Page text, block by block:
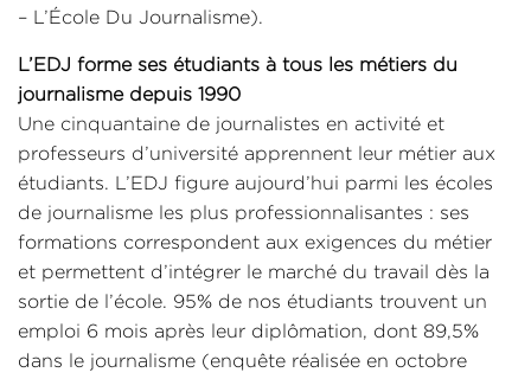
– L’École Du Journalisme).
L’EDJ forme ses étudiants à tous les métiers du
journalisme depuis 1990
Une cinquantaine de journalistes en activité et
professeurs d’université apprennent leur métier aux
étudiants. L’EDJ figure aujourd’hui parmi les écoles
de journalisme les plus professionnalisantes : ses
formations correspondent aux exigences du métier
et permettent d’intégrer le marché du travail dès la
sortie de l’école. 95% de nos étudiants trouvent un
emploi 6 mois après leur diplômation, dont 89,5%
dans le journalisme (enquête réalisée en octobre